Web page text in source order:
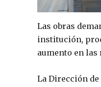
Las obras
institución,
aumento en las
La Dirección